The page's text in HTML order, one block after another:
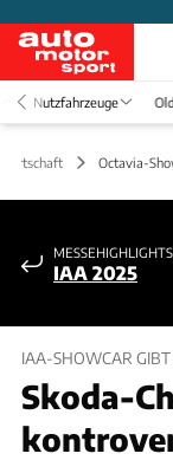
Nutzfahrzeuge
Octavia-
IAA 2025
IAA-SHOWCAR
Skoda-